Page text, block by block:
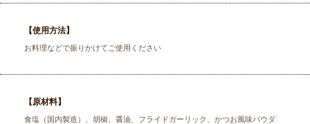
【使用方法】
お料理などで振りかけてご使用ください
【原材料】
食塩（国内製造）、胡椒、醤油、フライドガーリック、かつお風味パウダ